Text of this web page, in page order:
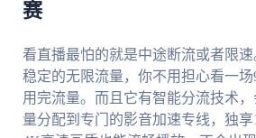
赛
看直播最怕的就是中途断流或者限速
稳定的无限流量，你不用担心看一
用完流量。而且它有智能分流技术
量分配到专门的影音加速专线，独